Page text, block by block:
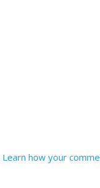
Learn how your